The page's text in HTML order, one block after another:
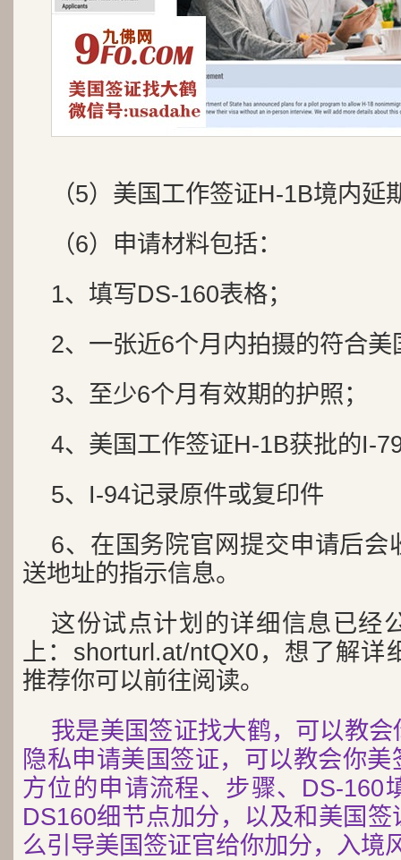
（5）美国工作签证H-1B境内
（6）申请材料包括：
1、填写DS-160表格；
2、一张近6个月内拍摄的符合
3、至少6个月有效期的护照；
4、美国工作签证H-1B获批的I-
5、I-94记录原件或复印件
6、在国务院官网提交申请后会
送地址的指示信息。
这份试点计划的详细信息已经
上：shorturl.at/ntQX0，想了解
推荐你可以前往阅读。
我是美国签证找大鹤，可以教
隐私申请美国签证，可以教会你
方位的申请流程、步骤、DS-160
DS160细节点加分，以及和美国
么引导美国签证官给你加分，入境